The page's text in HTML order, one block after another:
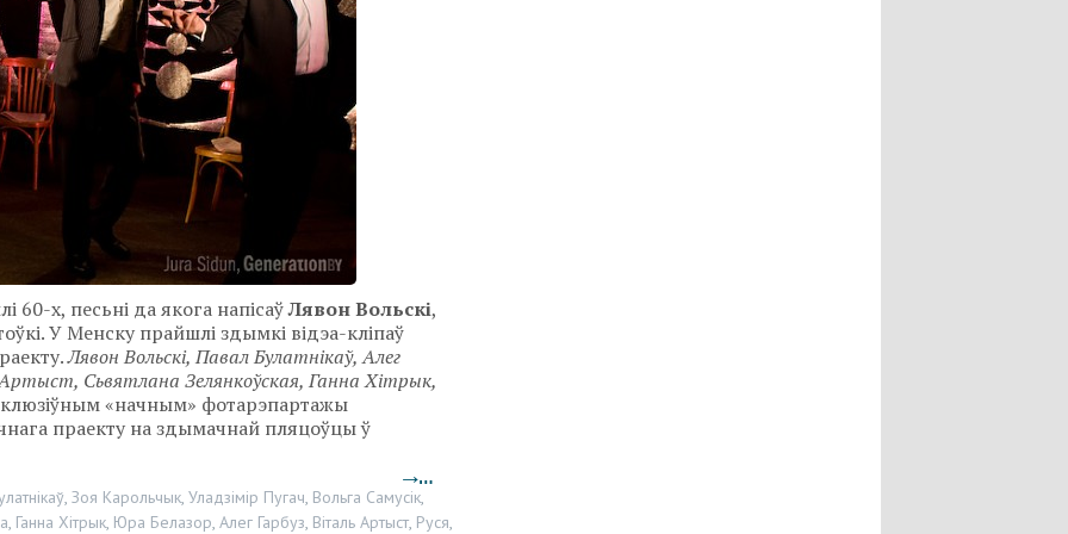
60-х, песьні да якога напісаўЛявон Вольскі,
У Менску прайшлі здымкі відэа-кліпаў
Лявон Вольскі, Павал Булатнікаў, Алег
Сьвятлана Зелянкоўская, Ганна Хітрык,
«начным» фотарэпартажы
праекту на здымачнай пляцоўцы ў
→…
, Зоя Карольчык, Уладзімір Пугач, Вольга Самусік,
, Ганна Хітрык, Юра Белазор, Алег Гарбуз, Віталь Артыст, Руся,